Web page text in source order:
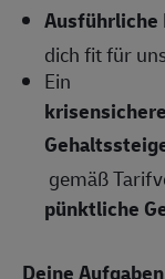
Ausführliche
dich fit für
Ein
gemäß
pünktliche
Deine